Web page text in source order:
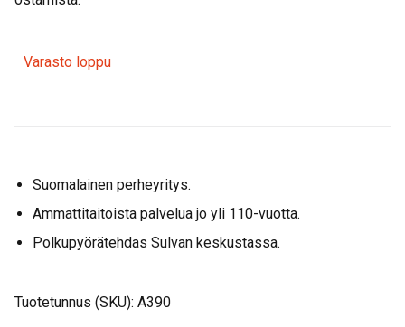
Varasto loppu
Suomalainen perheyritys.
Ammattitaitoista palvelua jo yli 110-vuotta.
Polkupyörätehdas Sulvan keskustassa.
Tuotetunnus (SKU): A390